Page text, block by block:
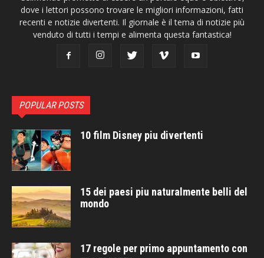
dove i lettori possono trovare le migliori informazioni, fatti
recenti e notizie divertenti. Il giornale è il tema di notizie più
venduto di tutti i tempi e alimenta questa fantastica!
POPULAR POSTS
10 film Disney piu divertenti
15 dei paesi piu naturalmente belli del
mondo
17 regole per primo appuntamento con